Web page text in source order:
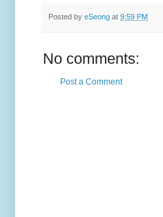
Posted by eSeong at 9:59 PM
No comments:
Post a Comment